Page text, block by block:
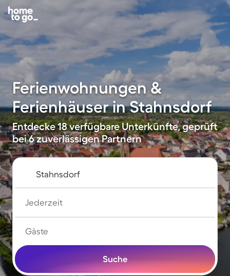
Ferienwohnungen &
Ferienhäuser in Stahnsdorf
Entdecke 18 verfügbare Unterkünfte, geprüft
bei 6 zuverlässigen Partnern
Jederzeit
Gäste
Suche